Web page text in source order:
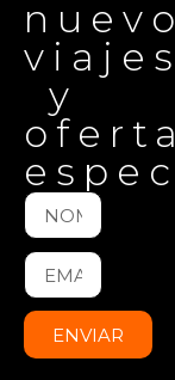
viajes
y
ENVIAR